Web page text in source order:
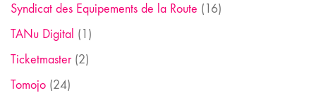
Syndicat des Equipements de la Route (16)
TANu Digital (1)
Ticketmaster(2)
Tomojo (24)